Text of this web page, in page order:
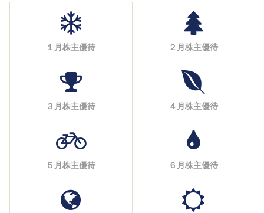
１月株主優待 ２月株主優待
３月株主優待 ４月株主優待
５月株主優待 ６月株主優待